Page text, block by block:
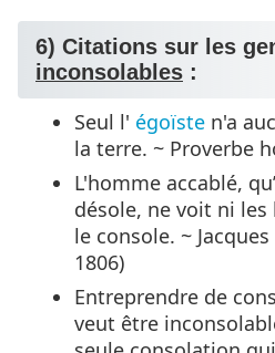
6) Citations sur les
inconsolables :
Seul l' égoïste n'a
la terre. ~ Proverbe
L'homme accablé,
désole, ne voit ni
le console. ~
1806)
Entreprendre de
veut être